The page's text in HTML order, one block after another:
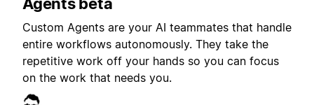
Custom Agents are your AI teammates that handle
entire workflows autonomously. They take the
repetitive work off your hands so you can focus
on the work that needs you.